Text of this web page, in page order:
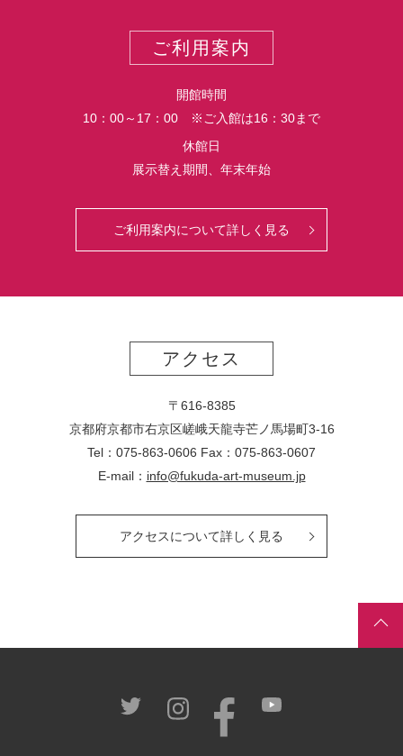
ご利用案内
開館時間
10：00～17：00 ※ご入館は16：30まで
休館日
展示替え期間、年末年始
ご利用案内について詳しく見る
アクセス
〒616-8385
京都府京都市右京区嵯峨天龍寺芒ノ馬場町3-16
Tel：075-863-0606 Fax：075-863-0607
E-mail： info@fukuda-art-museum.jp
アクセスについて詳しく見る